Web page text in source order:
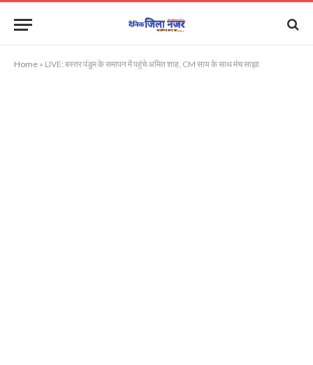
Home » LIVE: बस्तर पंडुम के समापन में पहुंचे अमित शाह, CM साय के साथ मंच साझा